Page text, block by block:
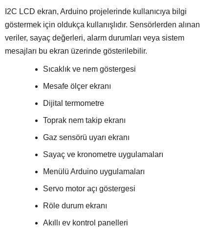
I2C LCD ekran, Arduino projelerinde kullanıcıya bilgi
göstermek için oldukça kullanışlıdır. Sensörlerden alınan
veriler, sayaç değerleri, alarm durumları veya sistem
mesajları bu ekran üzerinde gösterilebilir.
Sıcaklık ve nem göstergesi
Mesafe ölçer ekranı
Dijital termometre
Toprak nem takip ekranı
Gaz sensörü uyarı ekranı
Sayaç ve kronometre uygulamaları
Menülü Arduino uygulamaları
Servo motor açı göstergesi
Röle durum ekranı
Akıllı ev kontrol panelleri